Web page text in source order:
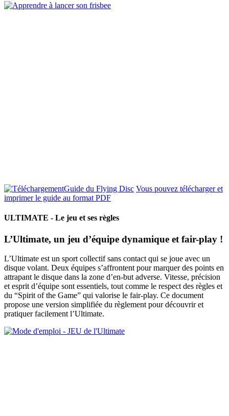
Guide du Flying Disc Vous pouvez télécharger et
imprimer le guide au format PDF
ULTIMATE - Le jeu et ses règles
L’Ultimate, un jeu d’équipe dynamique et fair-play !
L’Ultimate est un sport collectif sans contact qui se joue avec un
disque volant. Deux équipes s’affrontent pour marquer des points en
attrapant le disque dans la zone d’en-but adverse. Vitesse, précision
et esprit d’équipe sont essentiels, tout comme le respect des règles et
du “Spirit of the Game” qui valorise le fair-play. Ce document
propose une version simplifiée du règlement pour découvrir et
pratiquer facilement l’Ultimate.